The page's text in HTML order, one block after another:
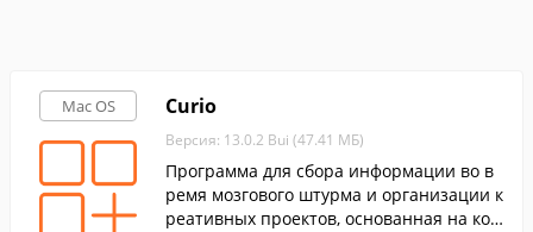
Mac OS Curio
Версия: 13.0.2 Bui (47.41 МБ)
Программа для сбора информации во в
ремя мозгового штурма и организации к
реативных проектов, основанная на кон